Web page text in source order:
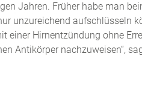
Jahren. Früher habe man
unzureichend aufschlüsseln
einer Hirnentzündung ohne
Antikörper nachzuweisen“,